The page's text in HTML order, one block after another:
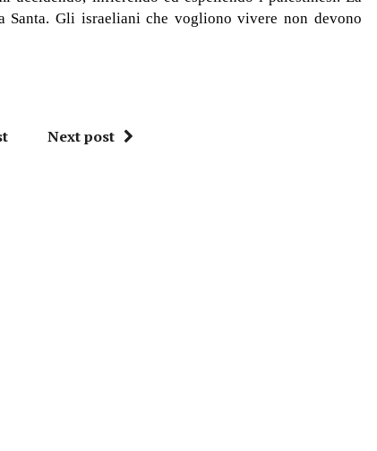
Santa. Gli israeliani che vogliono vivere non devono
Next post